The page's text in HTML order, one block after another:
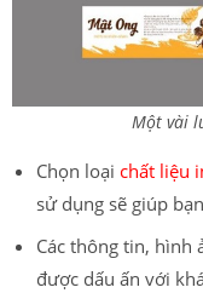
Một vài
Chọn loại chất liệu
sử dụng sẽ giúp
Các thông tin, hình
được dấu ấn với